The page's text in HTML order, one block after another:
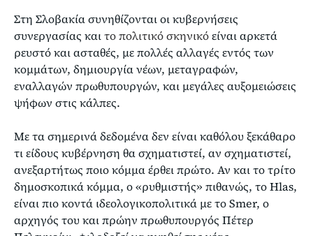
Στη Σλοβακία συνηθίζονται οι κυβερνήσεις
συνεργασίας καιτο πολιτικό σκηνικόείναι αρκετά
ρευστό και ασταθές, με πολλές αλλαγές εντός των
κομμάτων, δημιουργία νέων, μεταγραφών,
εναλλαγών πρωθυπουργών, και μεγάλες αυξομειώσεις
ψήφων στις κάλπες.
Με τα σημερινά δεδομένα δεν είναι καθόλου ξεκάθαρο
τι είδους κυβέρνηση θα σχηματιστεί, αν σχηματιστεί,
ανεξαρτήτως ποιο κόμμα έρθει πρώτο. Αν και το τρίτο
δημοσκοπικά κόμμα, ο «ρυθμιστής» πιθανώς, το Hlas,
είναι πιο κοντά ιδεολογικοπολιτικά με το Smer, ο
αρχηγός του και πρώην πρωθυπουργός Πέτερ